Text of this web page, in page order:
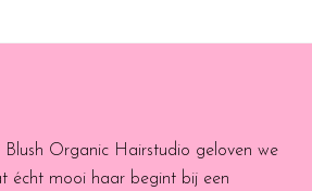
Blush Organic Hairstudio geloven we
écht mooi haar begint bij een